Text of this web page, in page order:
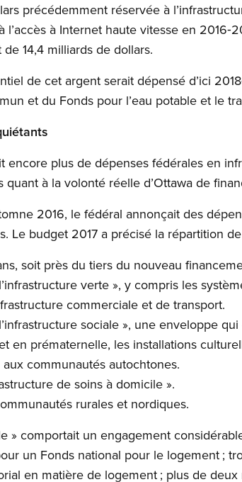
précédemment réservée à
à Internet haute vitesse en
14,4 milliards de dollars.
de cet argent serait dépensé d’ici
et du Fonds pour l’eau potable et le
encore plus de dépenses fédérales en
à la volonté réelle d’Ottawa de
2016, le fédéral annonçait des
Le budget 2017 a précisé la répartition
soit près du tiers du nouveau
verte », y compris les
commerciale et de transport.
sociale », une enveloppe
en prématernelle, les installations
communautés autochtones.
de soins à domicile ».
rurales et nordiques.
» comportait un engagement
un Fonds national pour le logement ;
en matière de logement ; plus de